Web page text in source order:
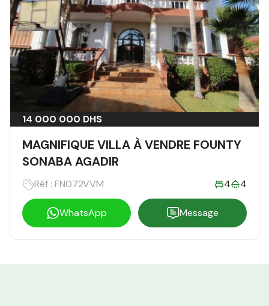
14 000 000 DHS
MAGNIFIQUE VILLA À VENDRE FOUNTY
SONABA AGADIR
Réf : FN072VVM 4 4
WhatsApp Message